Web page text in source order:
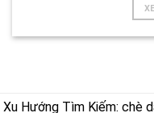
Xu Hướng Tìm Kiếm: chè